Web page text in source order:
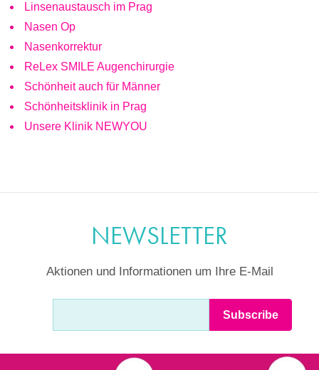
Linsenaustausch im Prag
Nasen Op
Nasenkorrektur
ReLex SMILE Augenchirurgie
Schönheit auch für Männer
Schönheitsklinik in Prag
Unsere Klinik NEWYOU
NEWSLETTER
Aktionen und Informationen um Ihre E-Mail